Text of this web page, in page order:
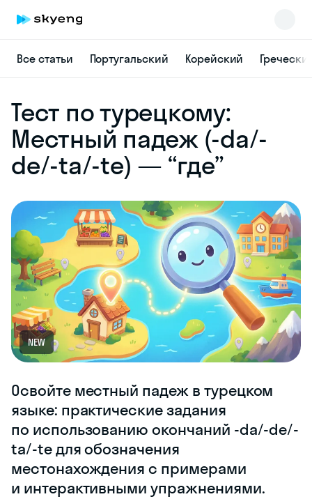
Все статьи Португальский Корейский
Тест по турецкому:
Местный падеж (-da/-
de/-ta/-te) — “где”
NEW
Освойте местный падеж в турецком
языке: практические задания
по использованию окончаний -da/-de/-
ta/-te для обозначения
местонахождения с примерами
и интерактивными упражнениями.
online